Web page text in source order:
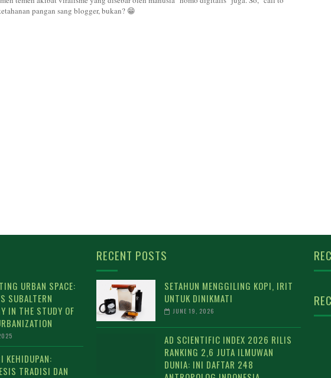
pangan sang blogger, bukan? 😁
URBAN SPACE:
SUBALTERN
IN THE STUDY OF
KEHIDUPAN:
TRADISI DAN
RECENT POSTS
SETAHUN MENGGILING KOPI, IRIT
UNTUK DINIKMATI
JUNE 19, 2026
AD SCIENTIFIC INDEX 2026 RILIS
RANKING 2,6 JUTA ILMUWAN
DUNIA: INI DAFTAR 248